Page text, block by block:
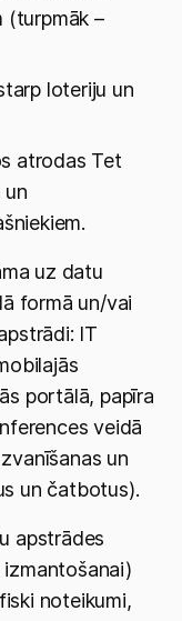
(turpmāk –
loteriju un
atrodas Tet
un
uz datu
formā un/vai
IT
portālā, papīra
veidā
un
un čatbotus).
apstrādes
noteikumi,